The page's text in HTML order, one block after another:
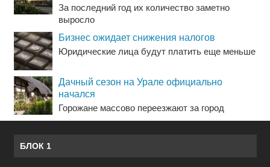
За последний год их количество заметно
выросло
Бизнес ожидает снижения налогов
Юридические лица будут платить еще меньше
Дачный сезон на Урале официально
начался
Горожане массово переезжают за город
БЛОК 1